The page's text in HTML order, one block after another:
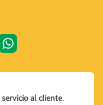
servicio al cliente.